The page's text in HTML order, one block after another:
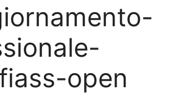
open